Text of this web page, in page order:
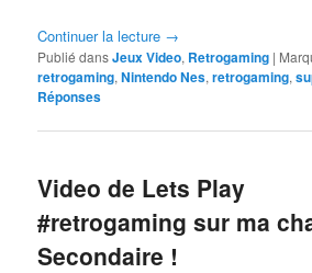
Continuer la lecture →
Publié dansJeux Video, Retrogaming |
retrogaming,Nintendo Nes,retrogaming,
Réponses
Video de Lets Play
#retrogaming sur ma
Secondaire !